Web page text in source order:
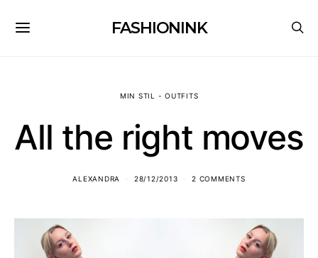
FASHIONINK
MIN STIL - OUTFITS
All the right moves
ALEXANDRA 28/12/2013 2 COMMENTS